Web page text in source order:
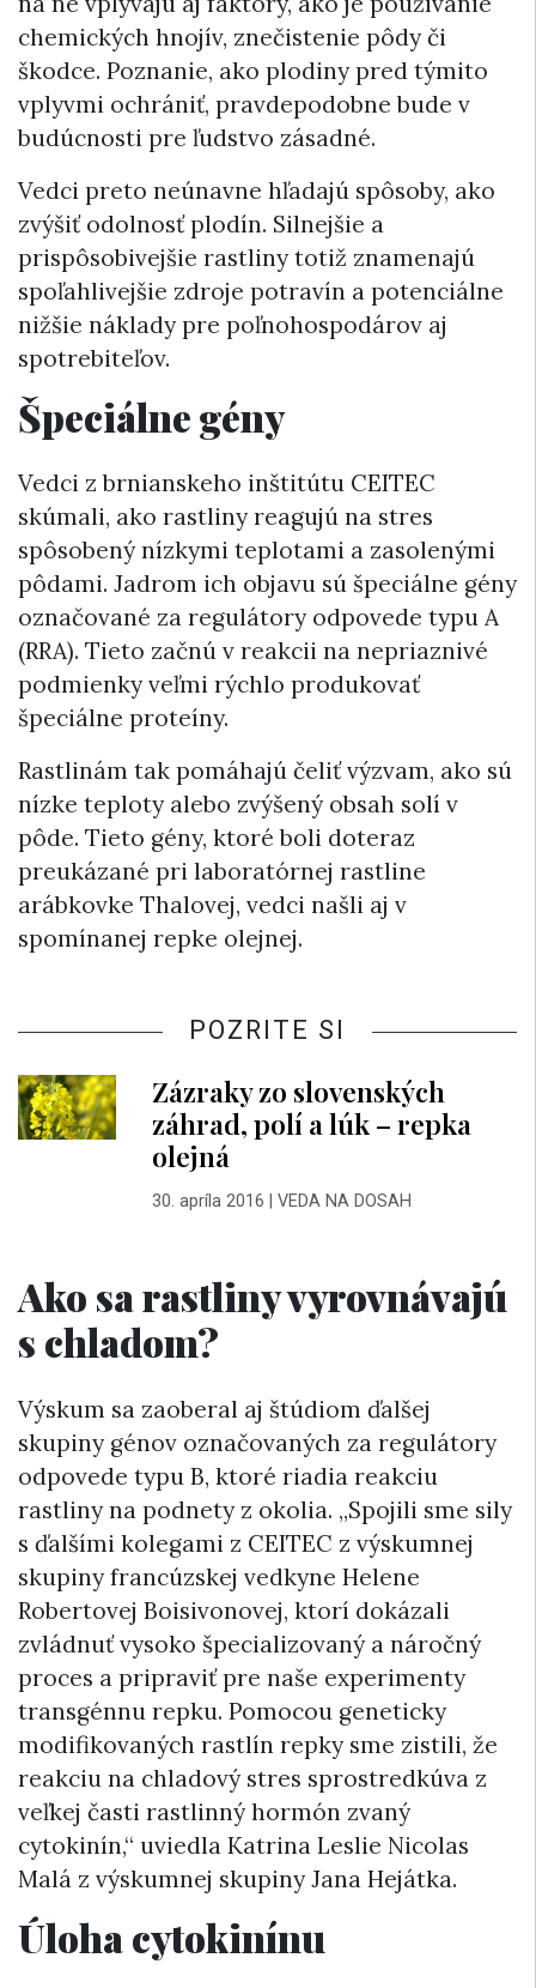
chemických hnojív, znečistenie pôdy či
škodce. Poznanie, ako plodiny pred týmito
vplyvmi ochrániť, pravdepodobne bude v
budúcnosti pre ľudstvo zásadné.
Vedci preto neúnavne hľadajú spôsoby, ako
zvýšiť odolnosť plodín. Silnejšie a
prispôsobivejšie rastliny totiž znamenajú
spoľahlivejšie zdroje potravín a potenciálne
nižšie náklady pre poľnohospodárov aj
spotrebiteľov.
Špeciálne gény
Vedci z brnianskeho inštitútu CEITEC
skúmali, ako rastliny reagujú na stres
spôsobený nízkymi teplotami a zasolenými
pôdami. Jadrom ich objavu sú špeciálne gény
označované za regulátory odpovede typu A
(RRA). Tieto začnú v reakcii na nepriaznivé
podmienky veľmi rýchlo produkovať
špeciálne proteíny.
Rastlinám tak pomáhajú čeliť výzvam, ako sú
nízke teploty alebo zvýšený obsah solí v
pôde. Tieto gény, ktoré boli doteraz
preukázané pri laboratórnej rastline
arábkovke Thalovej, vedci našli aj v
spomínanej repke olejnej.
POZRITE SI
Zázraky zo slovenských
záhrad, polí a lúk – repka
olejná
30. apríla 2016 VEDA NA DOSAH
Ako sa rastliny vyrovnávajú
s chladom?
Výskum sa zaoberal aj štúdiom ďalšej
skupiny génov označovaných za regulátory
odpovede typu B, ktoré riadia reakciu
rastliny na podnety z okolia. „Spojili sme sily
s ďalšími kolegami z CEITEC z výskumnej
skupiny francúzskej vedkyne Helene
Robertovej Boisivonovej, ktorí dokázali
zvládnuť vysoko špecializovaný a náročný
proces a pripraviť pre naše experimenty
transgénnu repku. Pomocou geneticky
modifikovaných rastlín repky sme zistili, že
reakciu na chladový stres sprostredkúva z
veľkej časti rastlinný hormón zvaný
cytokinín,“ uviedla Katrina Leslie Nicolas
Malá z výskumnej skupiny Jana Hejátka.
Úloha cytokinínu